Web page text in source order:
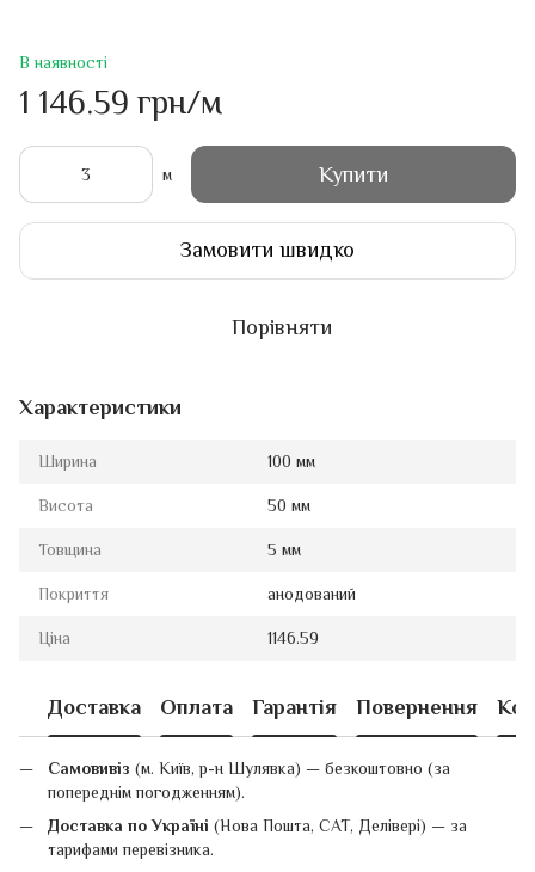
В наявності
1 146.59 грн/м
м Купити
Замовити швидко
Порівняти
Характеристики
Ширина 100 мм
Висота 50 мм
Товщина 5 мм
Покриття анодований
Ціна 1146.59
Доставка Оплата Гарантія Повернення
Самовивіз (м. Київ, р-н Шулявка) — безкоштовно (за
попереднім погодженням).
Доставка по Україні (Нова Пошта, САТ, Делівері) — за
тарифами перевізника.